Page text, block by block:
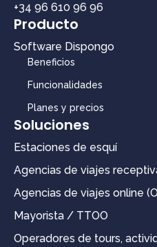
+34 96 610 96 96
Producto
Software Dispongo
Beneficios
Funcionalidades
Planes y precios
Soluciones
Estaciones de esquí
Agencias de viajes
Agencias de viajes online
Mayorista / TTOO
Operadores de tours,